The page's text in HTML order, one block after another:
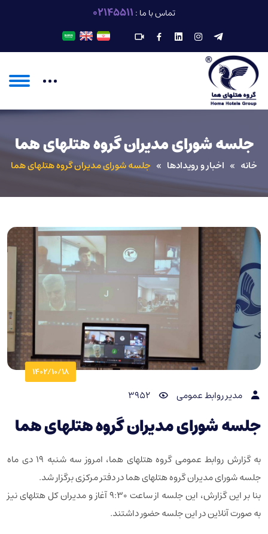
تماس با ما : 02145511
جلسه شورای مدیران گروه هتلهای هما
خانه اخبار و رویدادها جلسه شورای مدیران گروه هتلهای هما
1402/10/18
مدیر روابط عمومی
جلسه شورای مدیران گروه هتلهای هما
به گزارش روابط عمومی گروه هتلهای هما، امروز سه شنبه ۱۹ دی ماه
جلسه شورای مدیران گروه هتلهای هما در دفتر مرکزی برگزار شد.
بنا بر این گزارش، این جلسه از ساعت ۹:۳۰ آغاز و مدیران کل هتلهای نیز
به صورت آنلاین در این جلسه حضور داشتند.